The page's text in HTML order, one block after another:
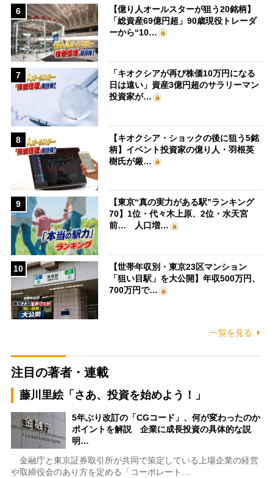
6
【億り人オールスターが狙う20銘柄】
「総資産69億円超」90歳現役トレーダ
ーから“10…
7
「キオクシアが再び株価10万円になる
日は遠い」資産3億円超のサラリーマン
投資家が…
8
【キオクシア・ショックの後に狙う5銘
柄】イベント投資家の億り人・羽根英
樹氏が厳…
9
【東京“真の実力がある駅”ランキング
70】1位・代々木上原、2位・水天宮
前… 人口増…
10
【世帯年収別・東京23区マンション
「狙い目駅」を大公開】年収500万円、
700万円で…
一覧を見る
注目の著者・連載
藤川里絵「さあ、投資を始めよう！」
5年ぶり改訂の「CGコード」、何が変わったのか
ポイントを解説 企業に成長投資の具体的な説
明…
金融庁と東京証券取引所が共同で策定している上場企業の経営
や取締役会のあり方を定める「コーポレート…